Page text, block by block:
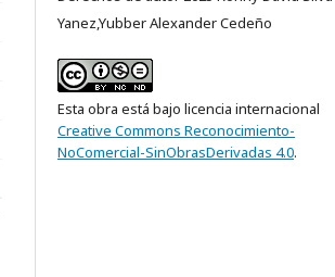
Yanez,Yubber Alexander Cedeño
Esta obra está bajo licencia internacional
Creative Commons Reconocimiento-
NoComercial-SinObrasDerivadas 4.0.